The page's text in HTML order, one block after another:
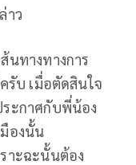
าว
นทางทางการ
รับ เมื่อตัดสินใจ
ะกาศกับพี่น้อง
องนั้น
าะฉะนั้นต้อง